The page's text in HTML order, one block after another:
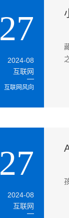
27
2024-08
互联网
互联网风向
27
2024-08
互联网